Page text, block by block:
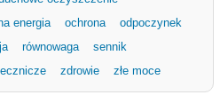
energia ochrona
odpoczynek
równowaga
sennik
zdrowie złe moce